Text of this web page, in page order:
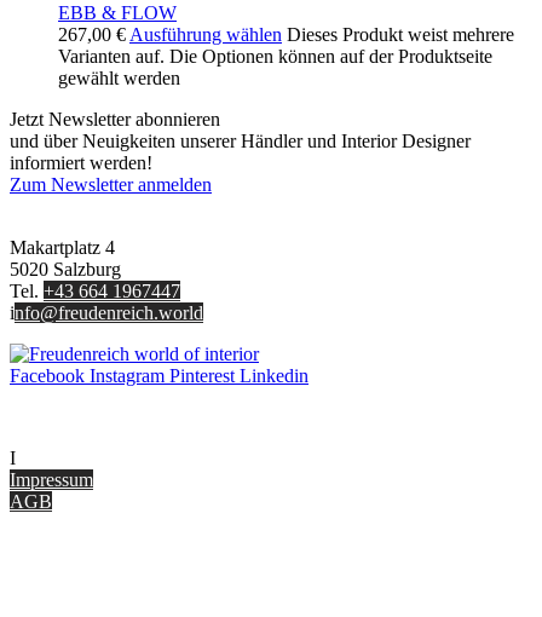
EBB & FLOW
267,00 € Ausführung wählen Dieses Produkt weist mehrere
Varianten auf. Die Optionen können auf der Produktseite
gewählt werden
Jetzt Newsletter abonnieren
und über Neuigkeiten unserer Händler und Interior Designer
informiert werden!
Zum Newsletter anmelden
Makartplatz 4
5020 Salzburg
Tel. +43 664 1967447
info@freudenreich.world
Facebook Instagram Pinterest Linkedin
I
Impressum
AGB